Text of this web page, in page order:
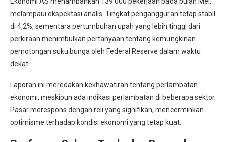
melampaui ekspektasi analis. Tingkat pengangguran tetap stabil
di 4,2%, sementara pertumbuhan upah yang lebih tinggi dari
perkiraan menimbulkan pertanyaan tentang kemungkinan
pemotongan suku bunga oleh Federal Reserve dalam waktu
dekat.
Laporan ini meredakan kekhawatiran tentang perlambatan
ekonomi, meskipun ada indikasi perlambatan di beberapa sektor.
Pasar merespons dengan reli yang signifikan, mencerminkan
optimisme terhadap kondisi ekonomi yang tetap kuat.